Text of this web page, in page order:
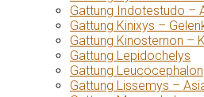
Gattung Indotestudo –
Gattung Kinixys –
Gattung Kinosternon –
Gattung Lepidochelys
Gattung Leucocephalon
Gattung Lissemys –